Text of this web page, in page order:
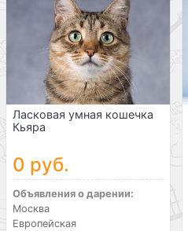
Ласковая умная кошечка
Кьяра
0 руб.
Объявления о дарении:
Москва
Европейская